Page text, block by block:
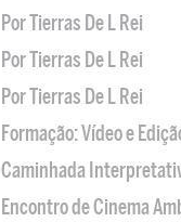
Por Tierras De L Rei
Por Tierras De L Rei
Por Tierras De L Rei
Formação: Vídeo e
Caminhada
Encontro de Cinema